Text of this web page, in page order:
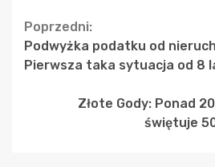
Continue
Reading
Poprzedni:
Podwyżka podatku od
Pierwsza taka sytuacja od 8
Złote Gody: Ponad
świętuje